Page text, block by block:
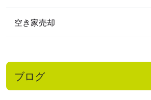
空き家売却
ブログ